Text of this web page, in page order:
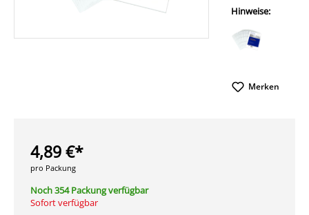
Hinweise:
Merken
4,89 €*
pro Packung
Noch 354 Packung verfügbar
Sofort verfügbar